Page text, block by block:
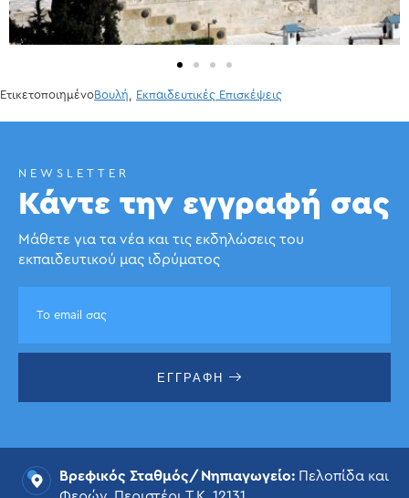
ΕτικετοποιημένοΒουλή Εκπαιδευτικές Επισκέψεις
NEWSLETTER
Κάντε την εγγραφή σας
Μάθετε για τα νέα και τις εκδηλώσεις του
εκπαιδευτικού μας ιδρύματος
ΕΓΓΡΑΦΗ
Βρεφικός Σταθμός/Νηπιαγωγείο: Πελοπίδα και